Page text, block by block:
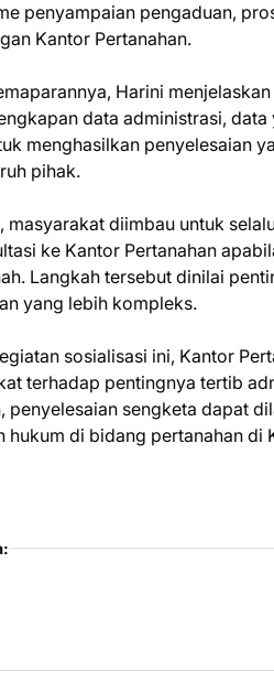
penyampaian pengaduan,
Kantor Pertanahan.
Harini
data administrasi,
menghasilkan penyelesaian
pihak.
masyarakat diimbau untuk
ke Kantor Pertanahan
Langkah tersebut dinilai
yang lebih kompleks.
sosialisasi ini, Kantor
terhadap pentingnya tertib
penyelesaian sengketa dapat
hukum di bidang pertanahan di